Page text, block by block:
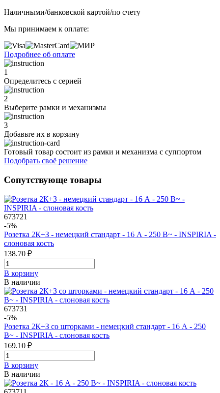
Наличными/банковской картой/по счету
Мы принимаем к оплате:
Подробнее об оплате
1
Определитесь с серией
2
Выберите рамки и механизмы
3
Добавьте их в корзину
Готовый товар состоит из рамки и механизма с суппортом
Подобрать своё решение
Сопутствующе товары
673721
-5%
Розетка 2К+З - немецкий стандарт - 16 А - 250 В~ - INSPIRIA -
слоновая кость
138.70 ₽
В корзинy
В наличии
673731
-5%
Розетка 2К+З со шторками - немецкий стандарт - 16 А - 250
В~ - INSPIRIA - слоновая кость
169.10 ₽
В корзинy
В наличии